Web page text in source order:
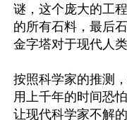
谜，这个庞大的工
的所有石料，最后
金字塔对于现代人
按照科学家的推测
用上千年的时间恐
让现代科学家不解